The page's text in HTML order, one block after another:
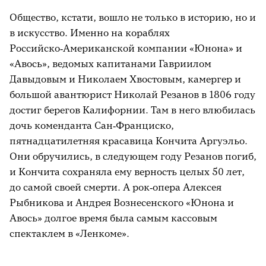
Общество, кстати, вошло не только в историю, но и
в искусство. Именно на кораблях
Российско‑Американской компании «Юнона» и
«Авось», ведомых капитанами Гавриилом
Давыдовым и Николаем Хвостовым, камергер и
большой авантюрист Николай Резанов в 1806 году
достиг берегов Калифорнии. Там в него влюбилась
дочь коменданта Сан‑Франциско,
пятнадцатилетняя красавица Кончита Аргуэльо.
Они обручились, в следующем году Резанов погиб,
и Кончита сохраняла ему верность целых 50 лет,
до самой своей смерти. А рок‑опера Алексея
Рыбникова и Андрея Вознесенского «Юнона и
Авось» долгое время была самым кассовым
спектаклем в «Ленкоме».